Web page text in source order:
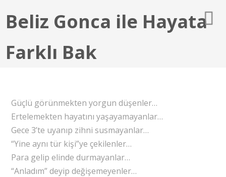
Beliz Gonca ile Hayata
Farklı Bak
Güçlü görünmekten yorgun düşenler…
Ertelemekten hayatını yaşayamayanlar…
Gece 3’te uyanıp zihni susmayanlar…
“Yine aynı tür kişi”ye çekilenler…
Para gelip elinde durmayanlar…
“Anladım” deyip değişemeyenler…